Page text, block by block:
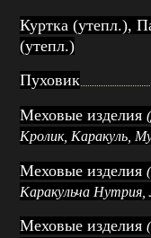
Куртка (утепл.),
(утепл.)
Пуховик
Меховые изделия
Кролик, Каракуль,
Меховые изделия
Каракульча Нутрия,
Меховые изделия